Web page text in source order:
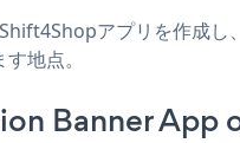
アプリを作成し
地点。
Banner App